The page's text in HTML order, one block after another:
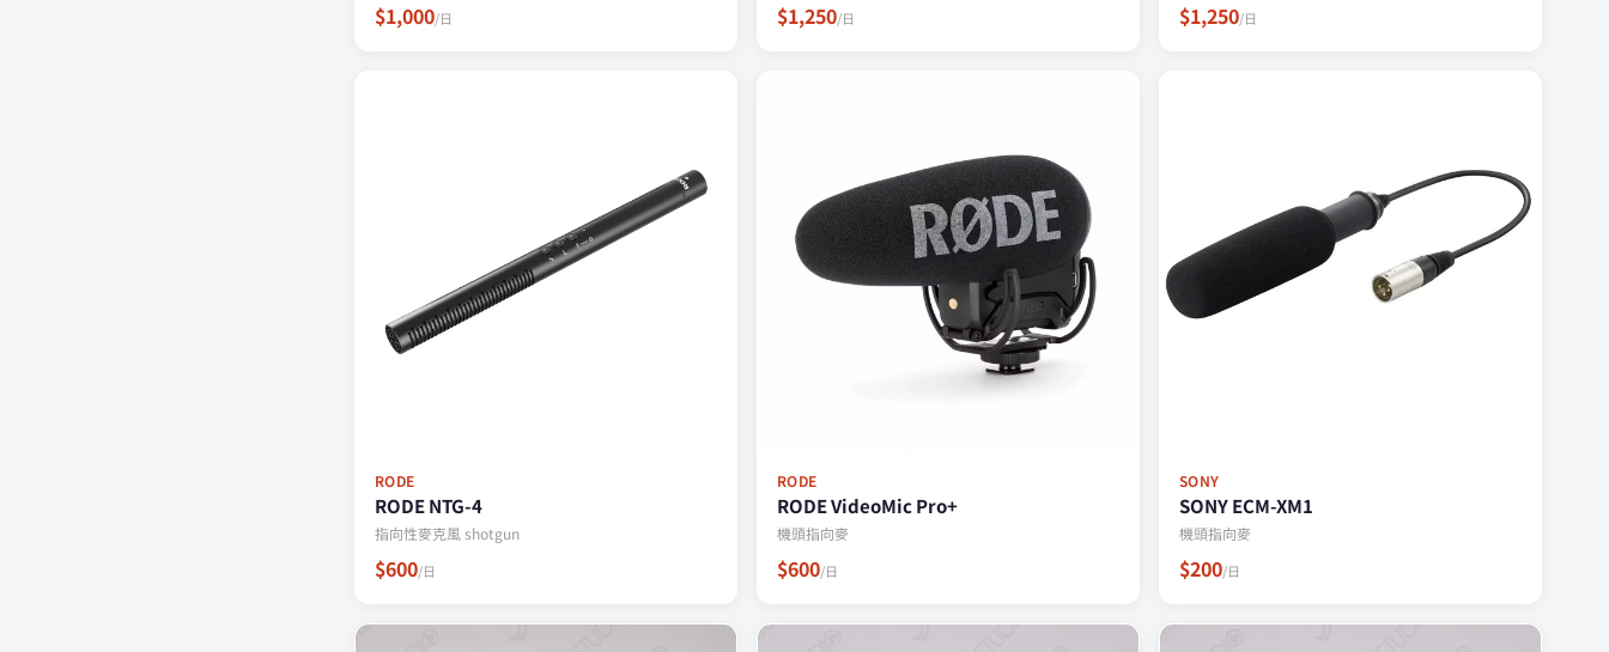
$1,000/日 $1,250/日 $1,250/日
RODE
RODE NTG-4
指向性麥克風 shotgun
$600/日
RODE
RODE VideoMic Pro+
機頭指向麥
$600/日
SONY
SONY ECM-XM1
機頭指向麥
$200/日